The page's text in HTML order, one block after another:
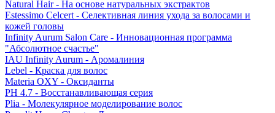
Natural Hair - На основе натуральных экстрактов
Estessimo Celcert - Селективная линия ухода за волосами и
кожей головы
Infinity Aurum Salon Care - Инновационная программа
"Абсолютное счастье"
IAU Infinity Aurum - Аромалиния
Lebel - Краска для волос
Materia OXY - Оксиданты
PH 4.7 - Восстанавливающая серия
Plia - Молекулярное моделирование волос